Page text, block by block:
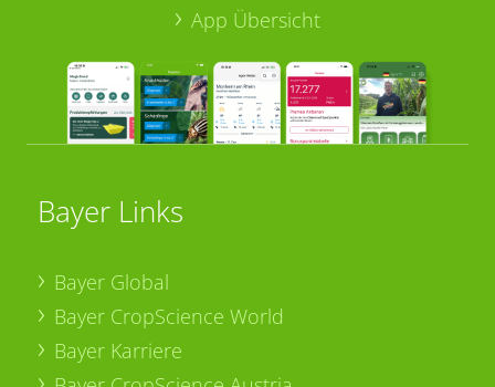
App Übersicht
Bayer Links
Bayer Global
Bayer CropScience World
Bayer Karriere